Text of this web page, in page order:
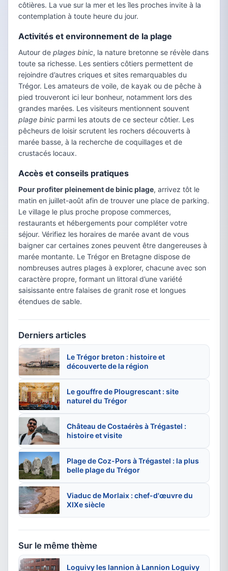
côtières. La vue sur la mer et les îles proches invite à la
contemplation à toute heure du jour.
Activités et environnement de la plage
Autour de plages binic, la nature bretonne se révèle dans
toute sa richesse. Les sentiers côtiers permettent de
rejoindre d’autres criques et sites remarquables du
Trégor. Les amateurs de voile, de kayak ou de pêche à
pied trouveront ici leur bonheur, notamment lors des
grandes marées. Les visiteurs mentionnent souvent
plage binic parmi les atouts de ce secteur côtier. Les
pêcheurs de loisir scrutent les rochers découverts à
marée basse, à la recherche de coquillages et de
crustacés locaux.
Accès et conseils pratiques
Pour profiter pleinement de binic plage, arrivez tôt le
matin en juillet-août afin de trouver une place de parking.
Le village le plus proche propose commerces,
restaurants et hébergements pour compléter votre
séjour. Vérifiez les horaires de marée avant de vous
baigner car certaines zones peuvent être dangereuses à
marée montante. Le Trégor en Bretagne dispose de
nombreuses autres plages à explorer, chacune avec son
caractère propre, formant un littoral d’une variété
saisissante entre falaises de granit rose et longues
étendues de sable.
Derniers articles
Le Trégor breton : histoire et
découverte de la région
Le gouffre de Plougrescant : site
naturel du Trégor
Château de Costaérès à Trégastel :
histoire et visite
Plage de Coz-Pors à Trégastel : la plus
belle plage du Trégor
Viaduc de Morlaix : chef-d'œuvre du
XIXe siècle
Sur le même thème
Loguivy les lannion à Lannion Loguivy